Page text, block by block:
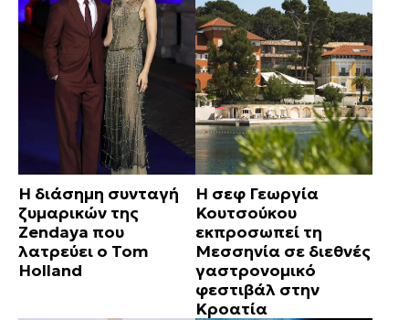
Η διάσημη συνταγή
ζυμαρικών της
Zendaya που
λατρεύει ο Tom
Holland
Η σεφ Γεωργία
Κουτσούκου
εκπροσωπεί τη
Μεσσηνία σε διεθνές
γαστρονομικό
φεστιβάλ στην
Κροατία